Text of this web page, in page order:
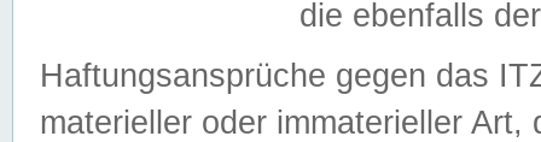
die ebenfalls
Haftungsansprüche gegen das
materieller oder immaterieller